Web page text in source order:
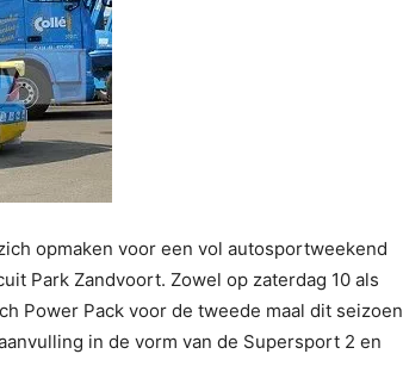
opmaken voor een vol autosportweekend
Park Zandvoort. Zowel op zaterdag 10 als
Power Pack voor de tweede maal dit seizoen
in de vorm van de Supersport 2 en